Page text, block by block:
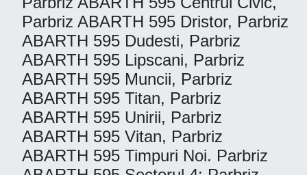
Parbriz ABARTH 595 Dristor, Parbriz
ABARTH 595 Dudesti, Parbriz
ABARTH 595 Lipscani, Parbriz
ABARTH 595 Muncii, Parbriz
ABARTH 595 Titan, Parbriz
ABARTH 595 Unirii, Parbriz
ABARTH 595 Vitan, Parbriz
ABARTH 595 Timpuri Noi. Parbriz